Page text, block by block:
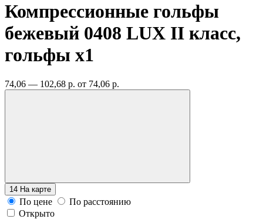
Компрессионные гольфы
бежевый 0408 LUX II класс,
гольфы x1
74,06 — 102,68 р. от 74,06 р.
14 На карте
По цене
По расстоянию
Открыто